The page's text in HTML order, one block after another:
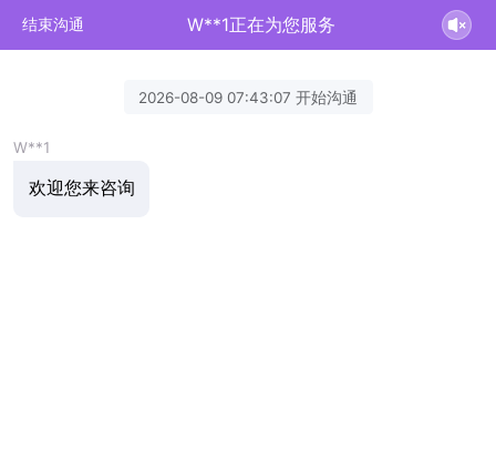
结束沟通 W**1正在为您服务
2026-08-09 07:43:07 开始沟通
W**1
欢迎您来咨询